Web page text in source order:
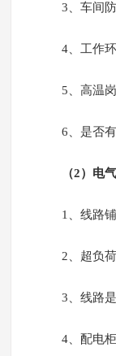
3、车间
4、工作
5、高温
6、是否
（2）电
1、线路
2、超负
3、线路
4、配电